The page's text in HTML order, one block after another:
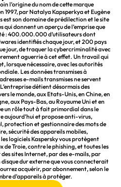
l’origine du nom de cette marque
1997, par Natalya Kapsperkya et Eugène
est son domaine de prédilection et le site
donnent un aperçu de l’emprise que
: 400.000.000 d’utilisateurs dont
identifiés chaque jour, et 200 pays
jour, de traquer la cybercriminalité avec
aguerrie à cet effet. Un travail qui
lorsque nécessaire, avec les autorités
Les données transmises à
e-mails transmises ne servent
L’entreprise détient désormais des
le monde, aux Etats-Unis, en Chine, en
aux Pays-Bas, au Royaume Uni et en
un rôle tout à fait primordial dans le
aujourd’hui et propose anti-virus,
protection et gestionnaire des mots de
sécurité des appareils mobiles,
logiciels Kaspersky vous protègent
de Troie, contre le phishing, et toutes les
sites Internet, par des e-mails, par
disque dur externe que vous connecterait
acquérir, par abonnement, selon le
d’appareils à protéger.